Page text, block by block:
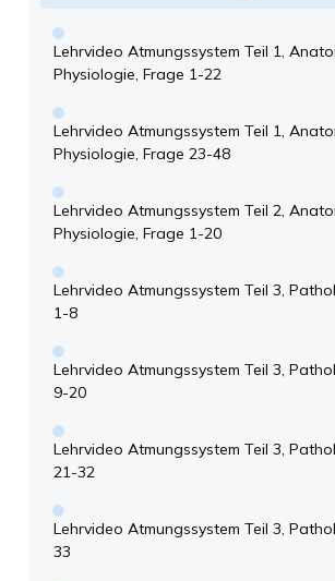
Lehrvideo Atmungssystem Teil 1,
Physiologie, Frage 1-22
Lehrvideo Atmungssystem Teil 1,
Physiologie, Frage 23-48
Lehrvideo Atmungssystem Teil 2,
Physiologie, Frage 1-20
Lehrvideo Atmungssystem Teil 3,
1-8
Lehrvideo Atmungssystem Teil 3,
9-20
Lehrvideo Atmungssystem Teil 3,
21-32
Lehrvideo Atmungssystem Teil 3,
33